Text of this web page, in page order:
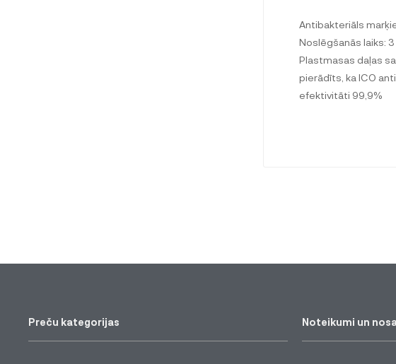
Antibakteriāls
Noslēgšanās laiks:
Plastmasas daļas
pierādīts, ka ICO
efektivitāti 99,9%
Preču kategorijas Noteikumi un